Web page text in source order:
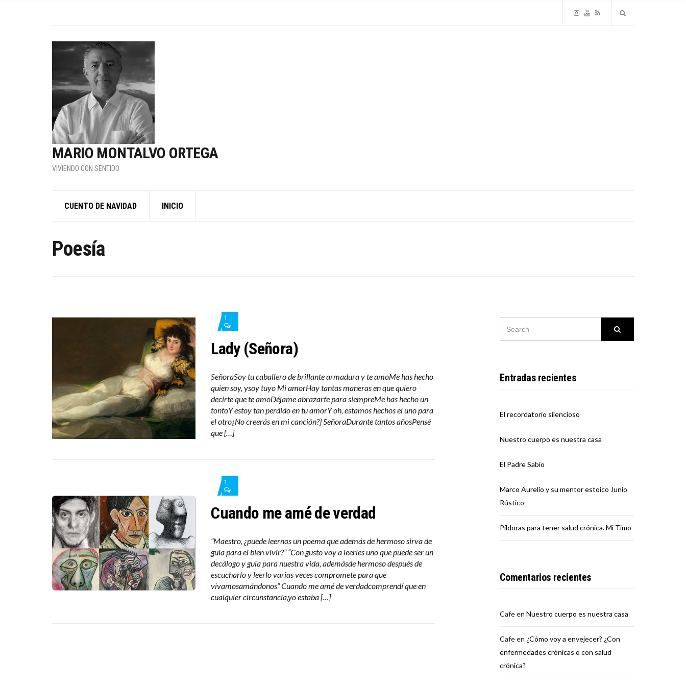
MARIO MONTALVO ORTEGA
VIVIENDO CON SENTIDO
CUENTO DE NAVIDAD INICIO
Poesía
1
Lady (Señora)
SeñoraSoy tu caballero de brillante armadura y te amoMe has hecho
quien soy, ysoy tuyo Mi amorHay tantas maneras en que quiero
decirte que te amoDéjame abrazarte para siempreMe has hecho un
tontoY estoy tan perdido en tu amorY oh, estamos hechos el uno para
el otro¿No creerás en mi canción?} SeñoraDurante tantos añosPensé
que […]
1
Cuando me amé de verdad
“Maestro, ¿puede leernos un poema que además de hermoso sirva de
guia para el bien vivir?” “Con gusto voy a leerles uno que puede ser un
decálogo y guia para nuestra vida, ademásde hermoso después de
escucharlo y leerlo varias veces compromete para que
vivamosamándonos” Cuando me amé de verdadcomprendí que en
cualquier circunstancia,yo estaba […]
Entradas recientes
El recordatorio silencioso
Nuestro cuerpo es nuestra casa
El Padre Sabio
Marco Aurelio y su mentor estoico Junio
Rústico
Píldoras para tener salud crónica. Mi Timo
Comentarios recientes
CafeenNuestro cuerpo es nuestra casa
Cafeen ¿Cómo voy a envejecer? ¿Con
enfermedades crónicas o con salud
crónica?